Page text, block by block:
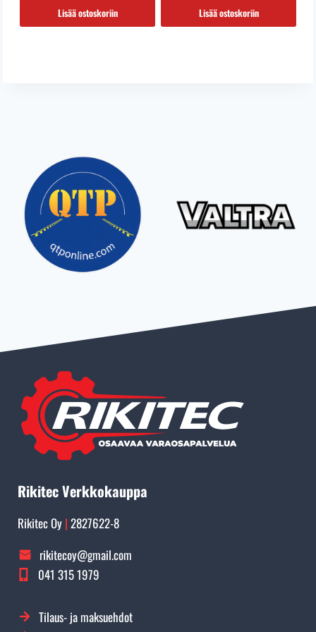
327,80 €.
Lisää ostoskoriin Lisää ostoskoriin
Rikitec Verkkokauppa
Rikitec Oy | 2827622-8
rikitecoy@gmail.com
041 315 1979
Tilaus- ja maksuehdot